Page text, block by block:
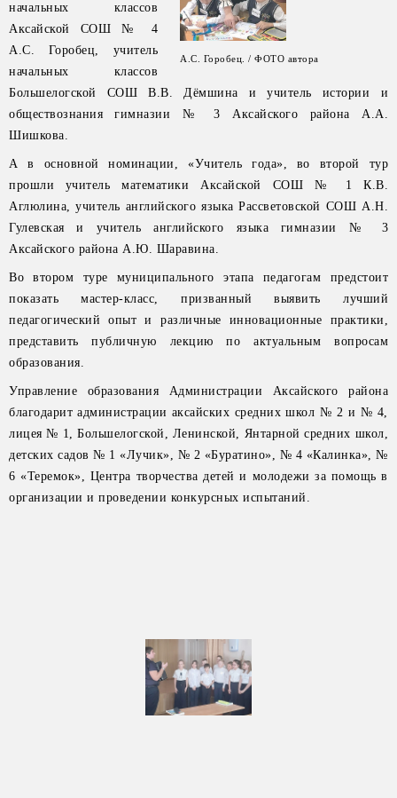
А.С. Горобец. / ФОТО автора
начальных классов
Аксайской СОШ № 4
А.С. Горобец, учитель
начальных классов
Большелогской СОШ В.В. Дёмшина и учитель истории и
обществознания гимназии № 3 Аксайского района А.А.
Шишкова.
А в основной номинации, «Учитель года», во второй тур
прошли учитель математики Аксайской СОШ № 1 К.В.
Аглюлина, учитель английского языка Рассветовской СОШ А.Н.
Гулевская и учитель английского языка гимназии № 3
Аксайского района А.Ю. Шаравина.
Во втором туре муниципального этапа педагогам предстоит
показать мастер-класс, призванный выявить лучший
педагогический опыт и различные инновационные практики,
представить публичную лекцию по актуальным вопросам
образования.
Управление образования Администрации Аксайского района
благодарит администрации аксайских средних школ № 2 и № 4,
лицея № 1, Большелогской, Ленинской, Янтарной средних школ,
детских садов № 1 «Лучик», № 2 «Буратино», № 4 «Калинка», №
6 «Теремок», Центра творчества детей и молодежи за помощь в
организации и проведении конкурсных испытаний.